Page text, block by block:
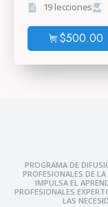
19 lecciones
$500.00
PROGRAMA DE
PROFESIONALES DE
IMPULSA EL
PROFESIONALES
LAS